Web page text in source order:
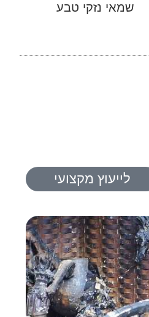
שמאי נזקי טבע
לייעוץ מקצועי